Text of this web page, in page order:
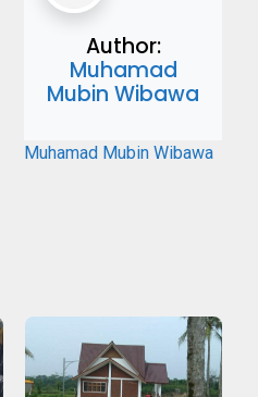
Author:
Muhamad
Mubin Wibawa
Muhamad Mubin Wibawa